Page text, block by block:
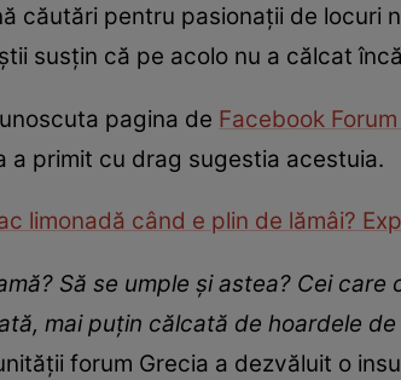
căutări pentru pasionații de locuri
susțin că pe acolo nu a călcat
pagina de Facebook
a primit cu drag sugestia acestuia.
limonadă când e plin de lămâi?
Să se umple și astea? Cei
mai puțin călcată de hoardele de
forum Grecia a dezvăluit o